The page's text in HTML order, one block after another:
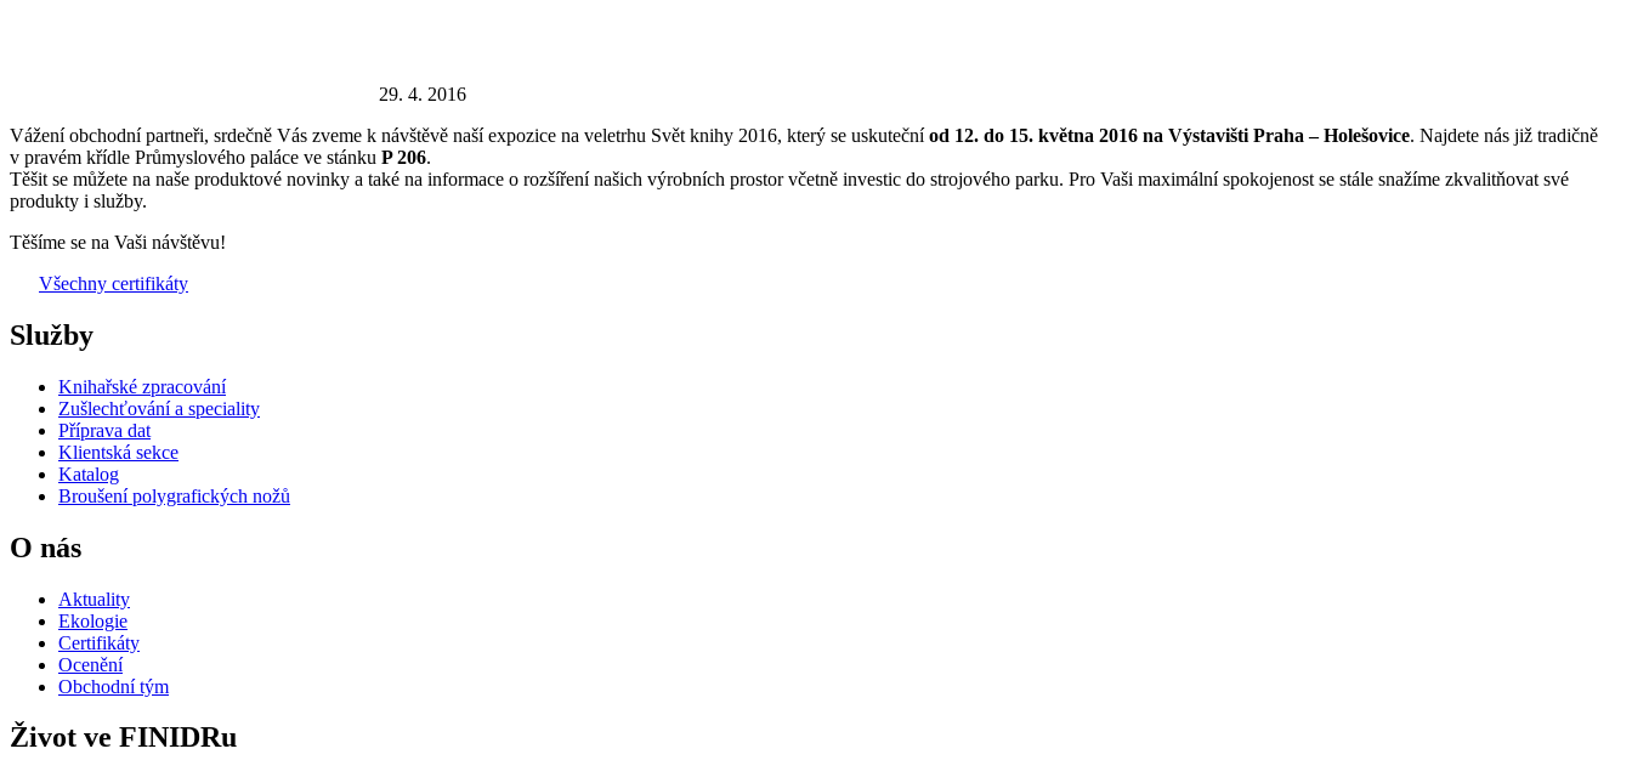
29. 4. 2016
Vážení obchodní partneři, srdečně Vás zveme k návštěvě naší expozice na veletrhu Svět knihy 2016, který se uskutečníod 12. do 15. května 2016 na Výstavišti Praha – Holešovice. Najdete nás již tradičně
v pravém křídle Průmyslového paláce ve stánku P 206.
Těšit se můžete na naše produktové novinky a také na informace o rozšíření našich výrobních prostor včetně investic do strojového parku. Pro Vaši maximální spokojenost se stále snažíme zkvalitňovat své
produkty i služby.
Těšíme se na Vaši návštěvu!
Všechny certifikáty
Služby
Knihařské zpracování
Zušlechťování a speciality
Příprava dat
Klientská sekce
Katalog
Broušení polygrafických nožů
O nás
Aktuality
Ekologie
Certifikáty
Ocenění
Obchodní tým
Život ve FINIDRu